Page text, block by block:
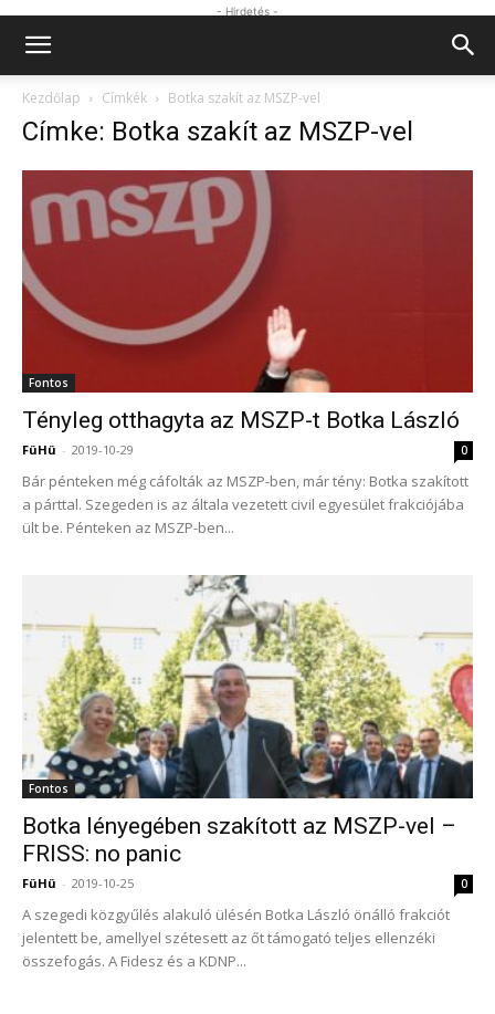
- Hirdetés -
Kezdőlap Címkék Botka szakít az MSZP-vel
Címke: Botka szakít az MSZP-vel
Fontos
Tényleg otthagyta az MSZP-t Botka László
FüHü - 2019-10-29 0
Bár pénteken még cáfolták az MSZP-ben, már tény: Botka szakított
a párttal. Szegeden is az általa vezetett civil egyesület frakciójába
ült be. Pénteken az MSZP-ben...
Fontos
Botka lényegében szakított az MSZP-vel –
FRISS: no panic
FüHü - 2019-10-25 0
A szegedi közgyűlés alakuló ülésén Botka László önálló frakciót
jelentett be, amellyel szétesett az őt támogató teljes ellenzéki
összefogás. A Fidesz és a KDNP...